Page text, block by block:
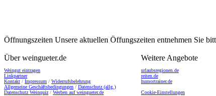
Öffnungszeiten Unsere aktuellen Öffungszeiten entnehmen Sie
Über weingueter.de
Weingut eintragen
Linkpartner
Kontakt / Impressum / Widerrufsbelehrung
Allgemeine Geschäftsbedingungen / Datenschutz (allg.)
Datenschutz Weinquiz / Werben auf weingueter.de
Weitere Angebote
urlaubsregionen.de
reiten.de
humortrainer.de
Cookie-Einstellungen